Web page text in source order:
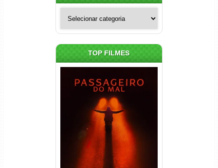
TOP FILMES
Passageiro do Mal Torrent
(2026) WEB-DL 1080p Dual
Áudio